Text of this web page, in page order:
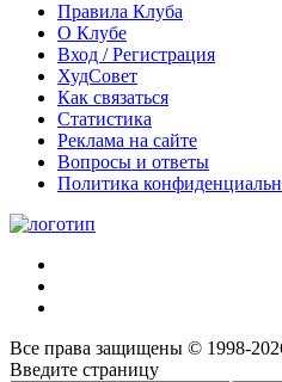
Правила Клуба
О Клубе
Вход / Регистрация
ХудСовет
Как связаться
Статистика
Реклама на сайте
Вопросы и ответы
Политика
Все права защищены © 1998-
Введите страницу